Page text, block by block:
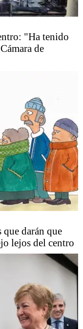
"Ha tenido
de
darán que
lejos del centro